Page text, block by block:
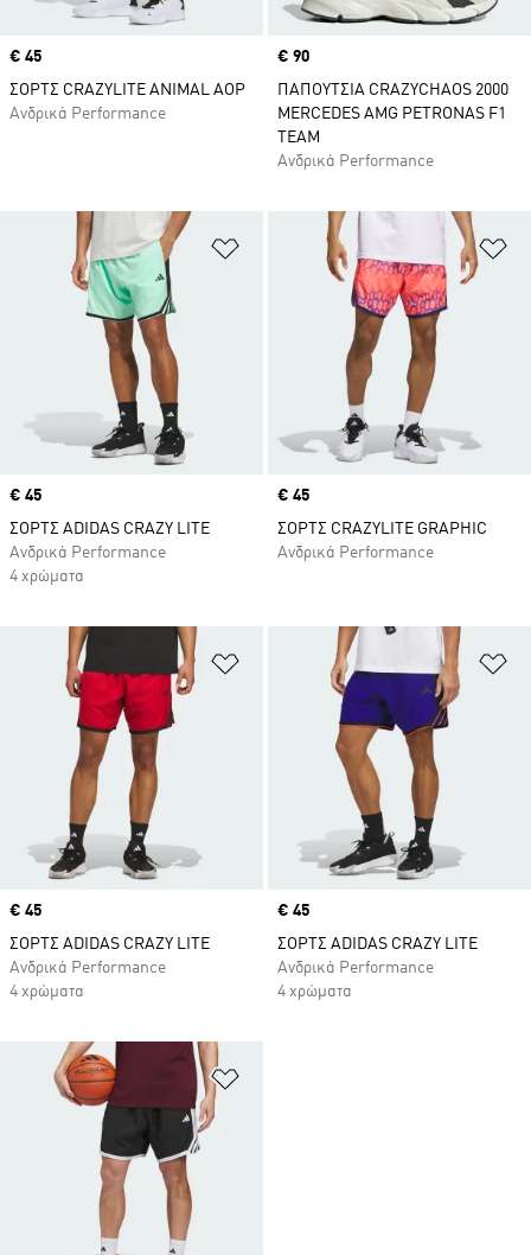
Price
€ 45
ΣΟΡΤΣ CRAZYLITE ANIMAL AOP
Ανδρικά Performance
Price
€ 90
ΠΑΠΟΥΤΣΙΑ CRAZYCHAOS 2000
MERCEDES AMG PETRONAS F1
TEAM
Ανδρικά Performance
Προσθήκη στη Λίστα Επιθυμιών
Price
€ 45
ΣΟΡΤΣ ADIDAS CRAZY LITE
Ανδρικά Performance
4 χρώματα
Price
€ 45
ΣΟΡΤΣ CRAZYLITE GRAPHIC
Ανδρικά Performance
Προσθήκη στη Λίστα Επιθυμιών
Price
€ 45
ΣΟΡΤΣ ADIDAS CRAZY LITE
Ανδρικά Performance
4 χρώματα
Price
€ 45
ΣΟΡΤΣ ADIDAS CRAZY LITE
Ανδρικά Performance
4 χρώματα